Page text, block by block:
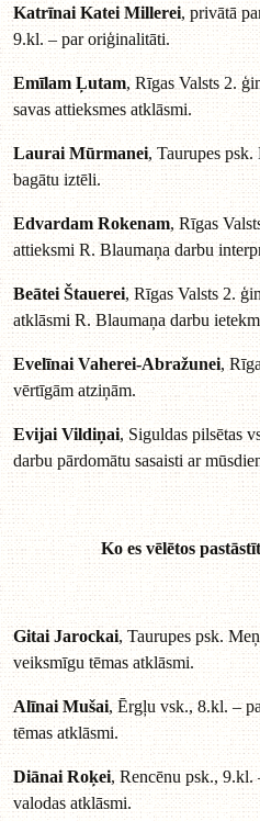
Katrīnai Katei Millerei, privātā
9.kl. – par oriģinalitāti.
Emīlam Ļutam, Rīgas Valsts 2.
savas attieksmes atklāsmi.
Laurai Mūrmanei, Taurupes
bagātu iztēli.
Edvardam Rokenam, Rīgas
attieksmi R. Blaumaņa darbu
Beātei Štauerei, Rīgas Valsts 2.
atklāsmi R. Blaumaņa darbu
Evelīnai Vaherei-Abražunei,
vērtīgām atziņām.
Evijai Vildiņai, Siguldas pilsētas
darbu pārdomātu sasaisti ar
Ko es vēlētos
Gitai Jarockai, Taurupes psk.
veiksmīgu tēmas atklāsmi.
Alīnai Mušai, Ērgļu vsk., 8.kl. –
tēmas atklāsmi.
Diānai Roķei, Rencēnu psk.,
valodas atklāsmi.